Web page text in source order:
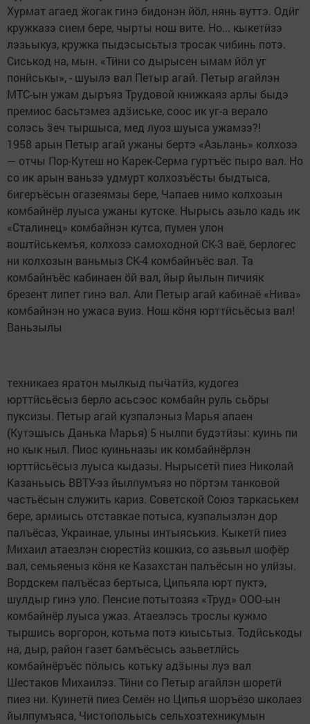
Хурмат агаед ӝогак гинэ бидонэн йӧл, нянь вуттэ. Одӥг
кружказэ сием бере, чырты нош вите. Но... кыкетӥзэ
лэзьыкуз, кружка пыдэсысьтыз тросак чибинь потэ.
Сиськод на, мын. «Тӥни со дырысен ымам йӧл уг
понӥськы», - шуылэ вал Петыр агай. Петыр агайлэн
МТС-ын ужам дыръяз Трудовой книжкаяз арлы быдэ
премиос басьтэмез адӟиське, соос ик уг-а верало
солэсь ӟеч тыршыса, мед луоз шуыса ужамзэ?!
1958 арын Петыр агай ужаны бертэ «Азьлань» колхозэ
— отчы Пор-Кутеш но Карек-Серма гуртъёс пыро вал. Но
со ик арын ваньзэ удмурт колхозъёсты быдтыса,
бигеръёсын огазеямзы бере, Чапаев нимо колхозын
комбайнёр луыса ужаны кутске. Нырысь азьло кадь ик
«Сталинец» комбайнэн кутса, пумен улон
воштӥськемъя, колхозэ самоходной СК-3 ваё, берлогес
ни колхозын ваньмыз СК-4 комбайнъёс вал. Та
комбайнъёс кабинаен ӧй вал, йыр йылын пичияк
брезент липет гинэ вал. Али Петыр агай кабинаё «Нива»
комбайнэн но ужаса вуиз. Нош кӧня юрттӥсьёсыз вал!
Ваньзылы
техникаез яратон мылкыд пыӵатӥз, кудогез
юрттӥсьёсыз берло асьсэос комбайн руль сьӧры
пуксизы. Петыр агай кузпалэныз Марья апаен
(Кутэшысь Данька Марья) 5 нылпи будэтӥзы: куинь пи
но кык ныл. Пиос куиньназы ик комбайнёрлэн
юрттӥсьёсыз луыса кыдазы. Нырысетӥ пиез Николай
Казаньысь ВВТУ-эз йылпумъяз но пӧртэм танковой
частьёсын служить кариз. Советской Союз таркаськем
бере, армиысь отставкае потыса, кузпалызлэн дор
палъёсаз, Украинае, улыны интыяськиз. Кыкетӥ пиез
Михаил атаезлэн сюрестӥз кошкиз, со азьвыл шофёр
вал, семьяеныз кӧня ке Казахстан палъёсын но улӥзы.
Вордскем палъёсаз бертыса, Ципьяла юрт пуктэ,
шулдыр гинэ уло. Пенсие потытозяз «Труд» ООО-ын
комбайнёр луыса ужаз. Атаезлэсь трослы кужмо
тыршись воргорон, котьма потэ киысьтыз. Тодӥськоды
на, дыр, район газет бамъёсысь азьветлӥсь
комбайнёръёс пӧлысь котьку адӟыны луэ вал
Шестаков Михаилэз. Тӥни со Петыр агайлэн шоретӥ
пиез ни. Куинетӥ пиез Семён но Ципья шоръёзо школаез
йылпумъяса, Чистопольысь сельхозтехникумын